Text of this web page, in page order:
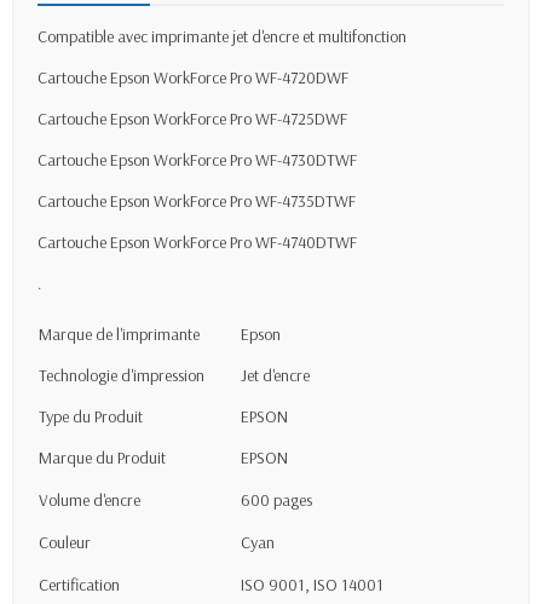
Compatible avec imprimante jet d'encre et multifonction
Cartouche Epson WorkForce Pro WF-4720DWF
Cartouche Epson WorkForce Pro WF-4725DWF
Cartouche Epson WorkForce Pro WF-4730DTWF
Cartouche Epson WorkForce Pro WF-4735DTWF
Cartouche Epson WorkForce Pro WF-4740DTWF
.
Marque de l'imprimante
Epson
Technologie d'impression
Jet d'encre
Type du Produit
EPSON
Marque du Produit
EPSON
Volume d'encre
600 pages
Couleur
Cyan
Certification
ISO 9001, ISO 14001